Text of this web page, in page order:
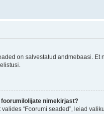
on salvestatud andmebaasi.
nimekirjast?
“Foorumi seaded”, leiad valiku